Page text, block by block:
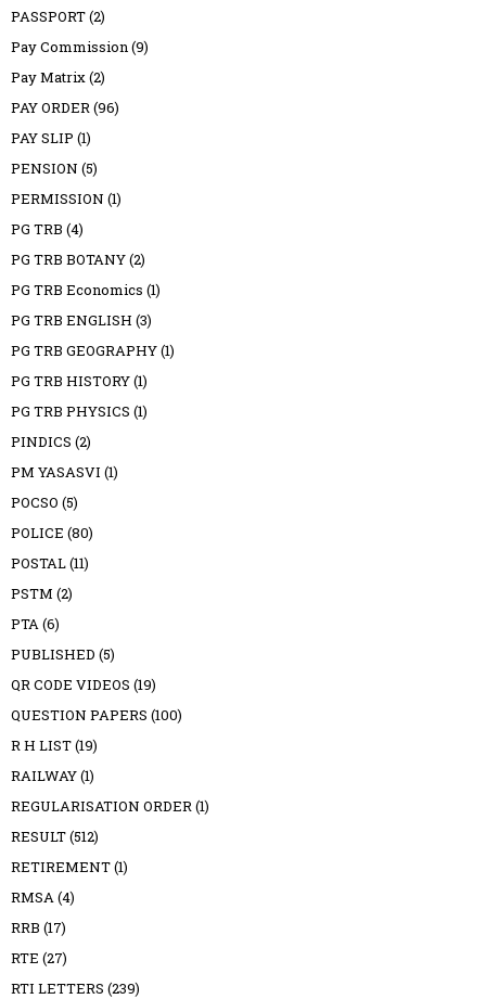
PASSPORT(2)
Pay Commission(9)
Pay Matrix(2)
PAY ORDER(96)
PAY SLIP (1)
PENSION (5)
PERMISSION (1)
PG TRB (4)
PG TRB BOTANY(2)
PG TRB Economics (1)
PG TRB ENGLISH (3)
PG TRB GEOGRAPHY(1)
PG TRB HISTORY(1)
PG TRB PHYSICS (1)
PINDICS (2)
PM YASASVI (1)
POCSO (5)
POLICE (80)
POSTAL(11)
PSTM (2)
PTA(6)
PUBLISHED (5)
QR CODE VIDEOS (19)
QUESTION PAPERS (100)
R H LIST(19)
RAILWAY(1)
REGULARISATION ORDER(1)
RESULT(512)
RETIREMENT(1)
RMSA(4)
RRB (17)
RTE (27)
RTI LETTERS (239)